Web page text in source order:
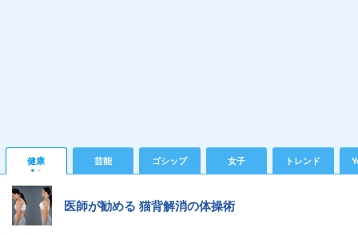
健康 芸能 ゴシップ 女子 トレンド
医師が勧める 猫背解消の体操術